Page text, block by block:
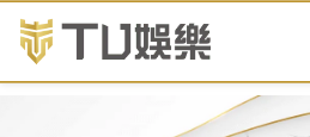
简